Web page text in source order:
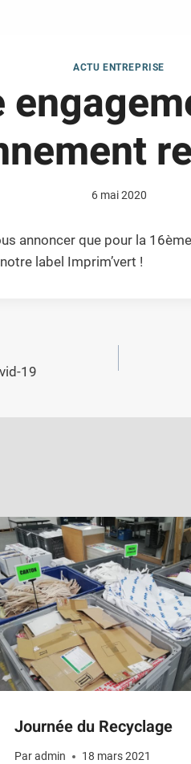
ACTU ENTREPRISE
6 mai 2020
annoncer que pour la
label Imprim’vert !
19
Journée du Recyclage
Par admin 18 mars 2021